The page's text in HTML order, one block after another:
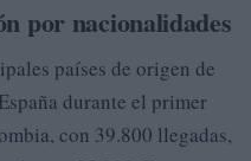
por nacionalidades
países de origen de
durante el primer
con 39.800 llegadas,